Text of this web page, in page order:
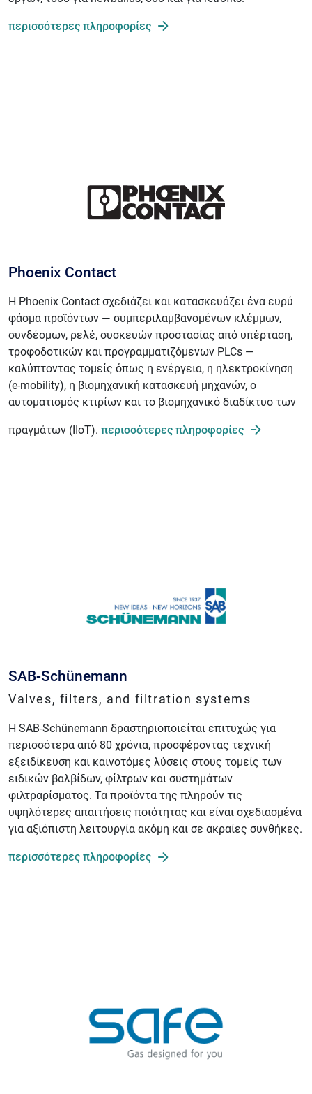
περισσότερες πληροφορίες
Phoenix Contact
Η Phoenix Contact σχεδιάζει και κατασκευάζει ένα ευρύ
φάσμα προϊόντων — συμπεριλαμβανομένων κλέμμων,
συνδέσμων, ρελέ, συσκευών προστασίας από υπέρταση,
τροφοδοτικών και προγραμματιζόμενων PLCs —
καλύπτοντας τομείς όπως η ενέργεια, η ηλεκτροκίνηση
(e-mobility), η βιομηχανική κατασκευή μηχανών, ο
αυτοματισμός κτιρίων και το βιομηχανικό διαδίκτυο των
πραγμάτων (IIoT). περισσότερες πληροφορίες
SAB-Schünemann
Valves, filters, and filtration systems
Η SAB-Schünemann δραστηριοποιείται επιτυχώς για
περισσότερα από 80 χρόνια, προσφέροντας τεχνική
εξειδίκευση και καινοτόμες λύσεις στους τομείς των
ειδικών βαλβίδων, φίλτρων και συστημάτων
φιλτραρίσματος. Τα προϊόντα της πληρούν τις
υψηλότερες απαιτήσεις ποιότητας και είναι σχεδιασμένα
για αξιόπιστη λειτουργία ακόμη και σε ακραίες συνθήκες.
περισσότερες πληροφορίες